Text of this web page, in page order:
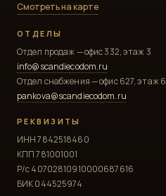
Смотреть на карте
ОТДЕЛЫ
Отдел продаж — офис 332, этаж 3
info@scandiecodom.ru
Отдел снабжения — офис 627, этаж 6
pankova@scandiecodom.ru
РЕКВИЗИТЫ
ИНН 7842518460
КПП 781001001
Р/с 40702810910000687616
БИК 044525974